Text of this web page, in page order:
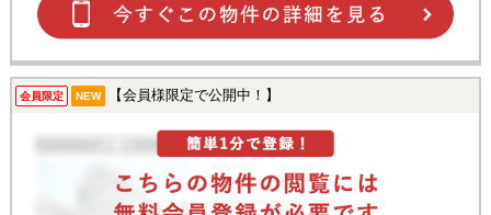
会員限定 NEW 【会員様限定で公開中！】